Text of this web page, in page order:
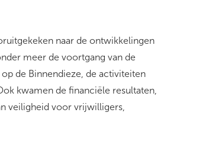
naar de ontwikkelingen
meer de voortgang van de
de Binnendieze, de activiteiten
kwamen de financiële resultaten,
veiligheid voor vrijwilligers,